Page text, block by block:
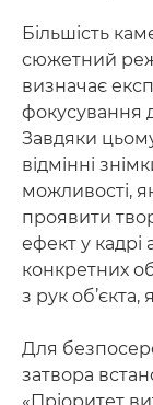
Більшість
сюжетний
визначає
фокусування
Завдяки
відмінні
можливості,
проявити
ефект у кадрі
конкретних
з рук об’єкта,
Для
затвора
«Пріоритет